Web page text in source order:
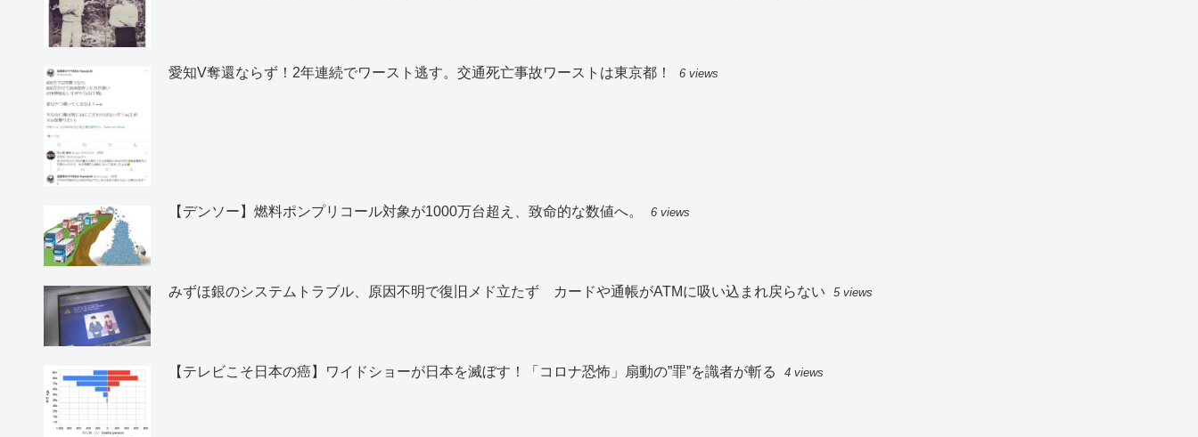
愛知V奪還ならず！2年連続でワースト逃す。交通死亡事故ワーストは東京都！ 6 views
【デンソー】燃料ポンプリコール対象が1000万台超え、致命的な数値へ。 6 views
みずほ銀のシステムトラブル、原因不明で復旧メド立たず カードや通帳がATMに吸い込まれ戻らない 5 views
【テレビこそ日本の癌】ワイドショーが日本を滅ぼす！「コロナ恐怖」扇動の”罪”を識者が斬る 4 views